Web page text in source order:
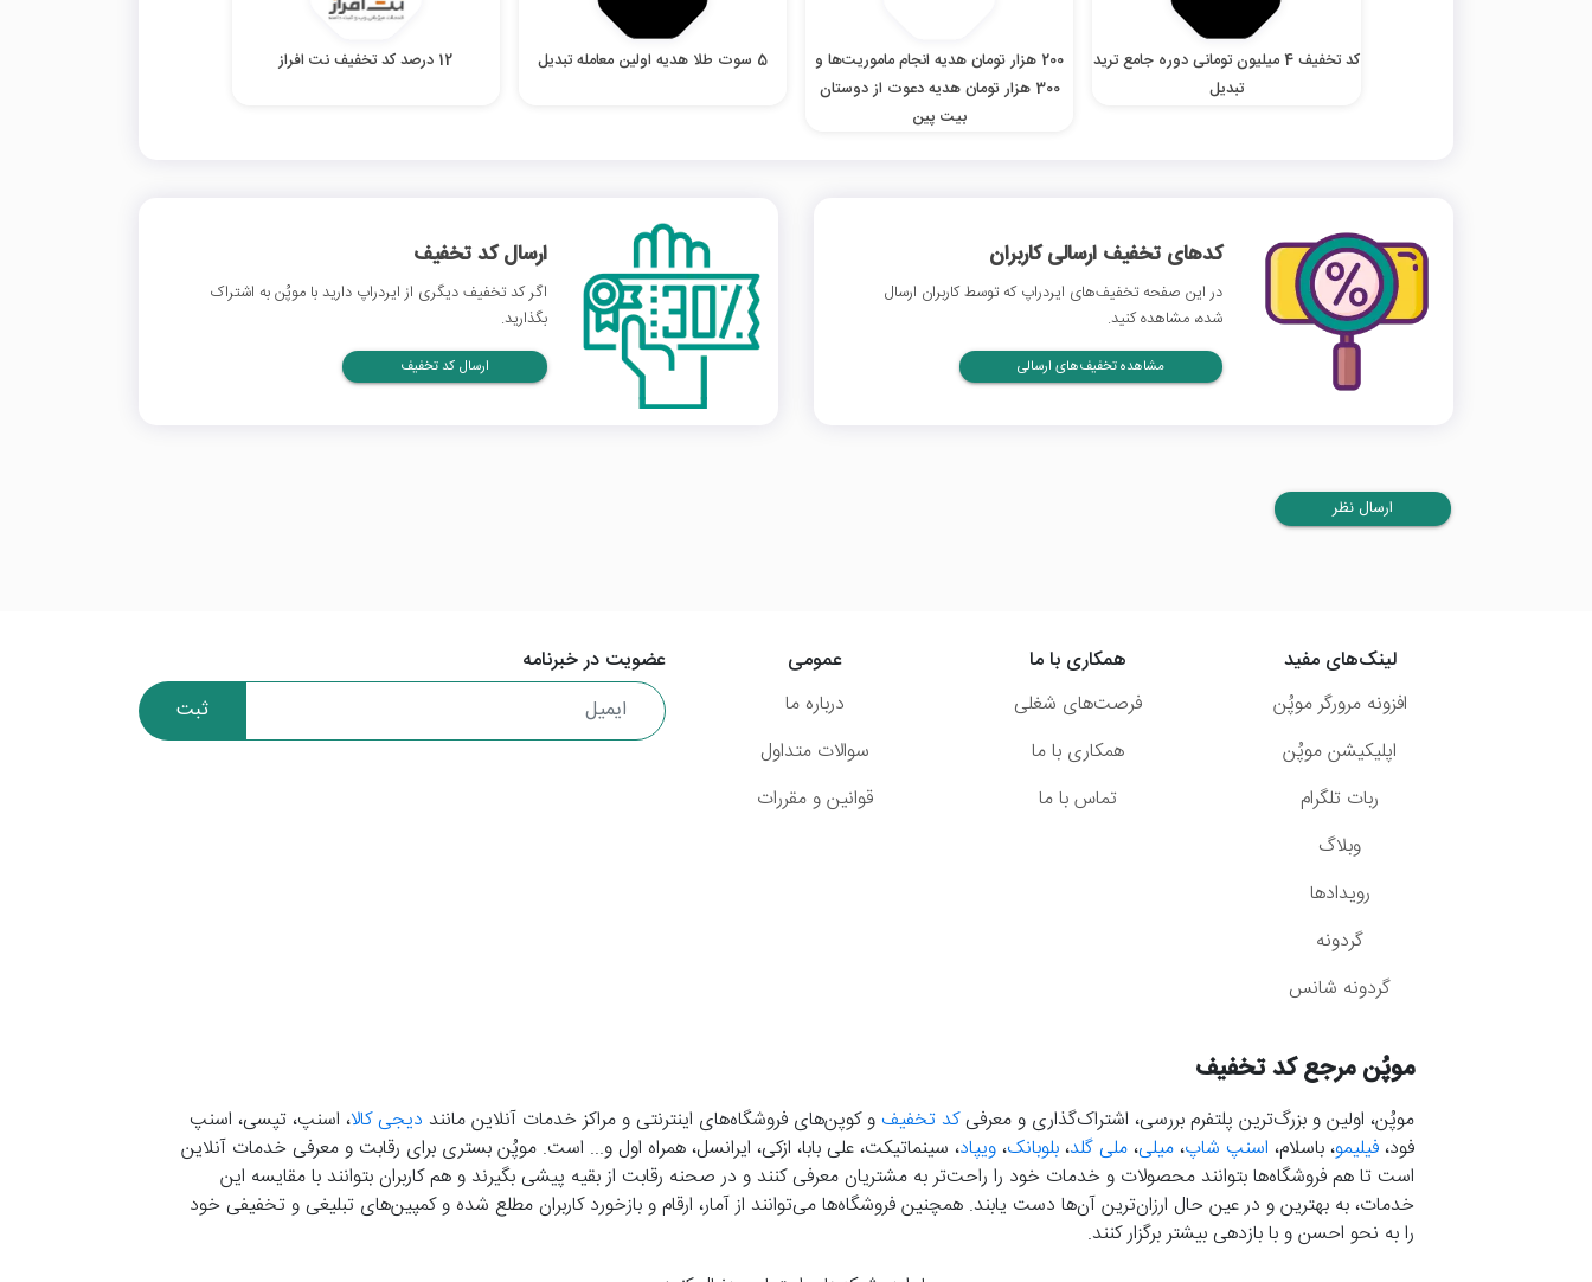
کد تخفیف 4 میلیون تومانی دوره جامع ترید
تبدیل
200 هزار تومان هدیه انجام ماموریت‌ها و
300 هزار تومان هدیه دعوت از دوستان
بیت پین
5 سوت طلا هدیه اولین معامله تبدیل 12 درصد کد تخفیف نت افراز
کدهای تخفیف ارسالی کاربران
در این صفحه تخفیف‌های ایردراپ که توسط کاربران ارسال
شده، مشاهده کنید.
مشاهده تخفیف‌های ارسالی
ارسال کد تخفیف
اگر کد تخفیف دیگری از ایردراپ دارید با موپُن به اشتراک
بگذارید.
ارسال کد تخفیف
ارسال نظر
عضویت در خبرنامه
ثبت
لینک‌های مفید
افزونه مرورگر موپُن
اپلیکیشن موپُن
ربات تلگرام
وبلاگ
رویدادها
گردونه
گردونه شانس
همکاری با ما
فرصت‌های شغلی
همکاری با ما
تماس با ما
عمومی
درباره ما
سوالات متداول
قوانین و مقررات
موپُن مرجع کد تخفیف
موپُن، اولین و بزرگ‌ترین پلتفرم بررسی، اشتراک‌گذاری و معرفیکد تخفیفو کوپن‌های فروشگاه‌های اینترنتی و مراکز خدمات آنلاین مانند دیجی کالا، اسنپ، تپسی، اسنپ
فود، فیلیمو، باسلام، اسنپ شاپ، میلی، ملی گلد، بلوبانک، ویپاد، سینماتیکت، علی بابا، ازکی، ایرانسل، همراه اول و... است. موپُن بستری برای رقابت و معرفی خدمات آنلاین
است تا هم فروشگاه‌ها بتوانند محصولات و خدمات خود را راحت‌تر به مشتریان معرفی کنند و در صحنه رقابت از بقیه پیشی بگیرند و هم کاربران بتوانند با مقایسه این
خدمات، به بهترین و در عین حال ارزان‌ترین آن‌ها دست‌ یابند. همچنین فروشگاه‌ها می‌توانند از آمار، ارقام و بازخورد کاربران مطلع شده و کمپین‌های تبلیغی و تخفیفی خود
را به نحو احسن و با بازدهی بیشتر برگزار کنند.